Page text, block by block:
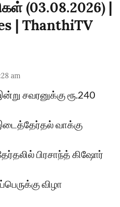
(03.08.2026) |
| ThanthiTV
am
சவரனுக்கு ரூ.240
வாக்கு
பிரசாந்த் கிஷோர்
விழா